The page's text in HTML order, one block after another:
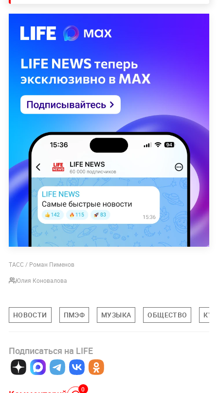
ТАСС / Роман Пименов
Юлия Коновалова
НОВОСТИ ПМЭФ МУЗЫКА ОБЩЕСТВО
Подписаться на LIFE
0